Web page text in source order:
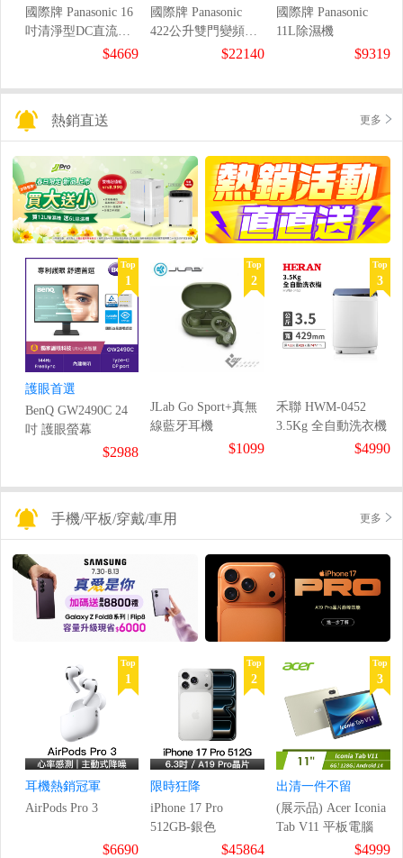
國際牌 Panasonic 16
吋清淨型DC直流風
$4669
國際牌 Panasonic
422公升雙門變頻冰
$22140
國際牌 Panasonic
11L除濕機
$9319
熱銷直送 更多
Top
1
護眼首選
BenQ GW2490C 24
吋 護眼螢幕
$2988
Top
2
JLab Go Sport+真無
線藍牙耳機
$1099
Top
3
禾聯 HWM-0452
3.5Kg 全自動洗衣機
$4990
手機/平板/穿戴/車用 更多
Top
1
耳機熱銷冠軍
AirPods Pro 3
$6690
Top
2
限時狂降
iPhone 17 Pro
512GB-銀色
$45864
Top
3
出清一件不留
(展示品) Acer Iconia
Tab V11 平板電腦
$4999